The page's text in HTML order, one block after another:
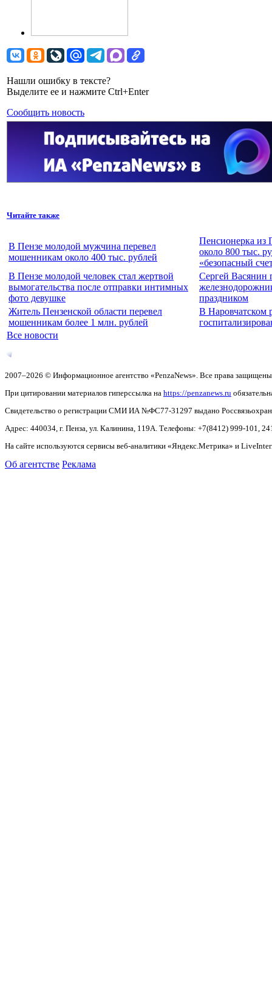
Нашли ошибку в тексте?
Выделите ее и нажмите Ctrl+Enter
Сообщить новость
Читайте также
В Пензе молодой мужчина перевел
мошенникам около 400 тыс. рублей
Пенсионерка из
около 800 тыс.
«безопасный
В Пензе молодой человек стал жертвой
вымогательства после отправки интимных
фото девушке
Сергей Васянин
праздником
Житель Пензенской области перевел
мошенникам более 1 млн. рублей
В Наровчатском
Все новости
2007–2026 © Информационное агентство «PenzaNews». Все права
При цитировании материалов гиперссылка на https://penzanews.ru
Свидетельство о регистрации СМИ ИА №ФС77-31297 выдано
Адрес: 440034, г. Пенза, ул. Калинина, 119А. Телефоны: +7(8412) 999-101,
На сайте используются сервисы веб-аналитики «Яндекс.Метрика» и
Об агентстве Реклама